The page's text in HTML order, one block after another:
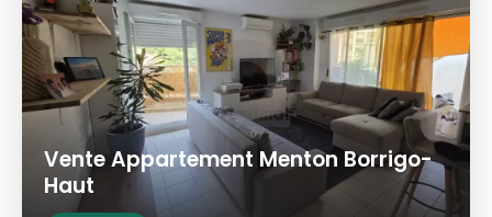
Vente Appartement Menton Borrigo-
Haut